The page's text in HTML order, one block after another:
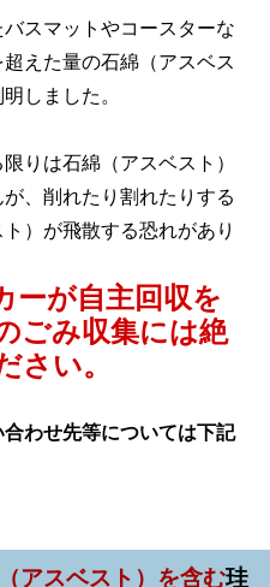
スマットやコースターな
えた量の石綿（アスベス
しました。
りは石綿（アスベスト）
、削れたり割れたりする
）が飛散する恐れがあり
ーが自主回収を
ごみ収集には絶
さい。
わせ先等については下記
アスベスト）を含む珪